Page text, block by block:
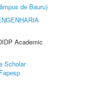
de Bauru)
Academic
Scholar
Fapesp